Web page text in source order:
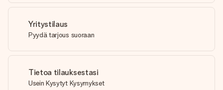
Yritystilaus
Pyydä tarjous suoraan
Tietoa tilauksestasi
Usein Kysytyt Kysymykset